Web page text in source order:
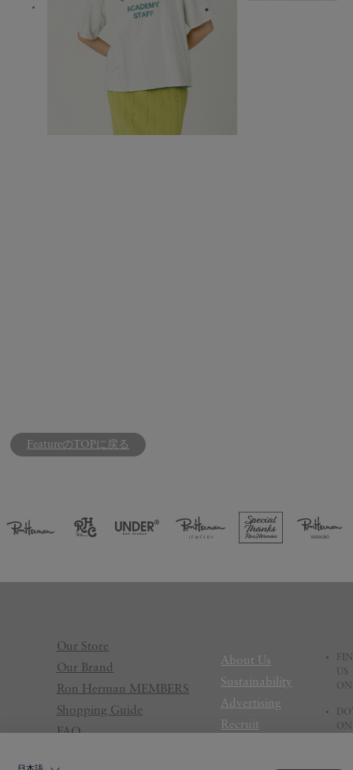
FeatureのTOPに戻る
Our Store
Our Brand
Ron Herman MEMBERS
Shopping Guide
FAQ
About Us
Sustainability
Advertising
Recruit
Legal Statement
US